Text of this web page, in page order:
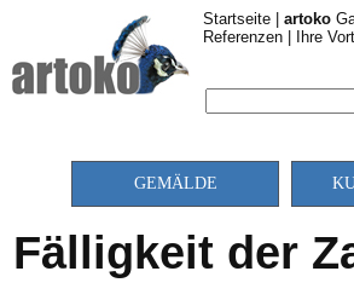
Startseite artoko
Referenzen
Ihre
GEMÄLDE
Fälligkeit der